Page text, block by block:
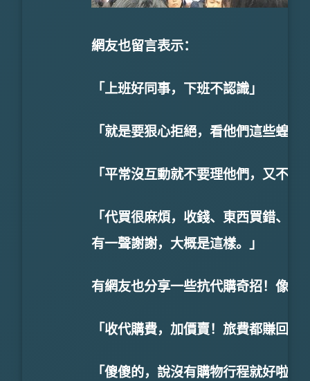
網友也留言表示：
「上班好同事，下班不認識」
「就是要狠心拒絕，看他們這些蝗蟲
「平常沒互動就不要理他們，又不
「代買很麻煩，收錢、東西買錯、
有一聲謝謝，大概是這樣。」
有網友也分享一些抗代購奇招！像
「收代購費，加價賣！旅費都賺回來
「傻傻的，說沒有購物行程就好啦」